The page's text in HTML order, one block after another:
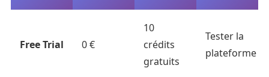
Free Trial 0 €
10
crédits
gratuits
Tester la
plateforme